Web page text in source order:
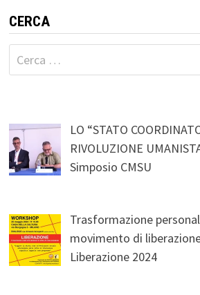
CERCA
Ricerca
per:
LO “STATO
RIVOLUZIONE
Simposio CMSU
Trasformazione
movimento di
Liberazione 2024